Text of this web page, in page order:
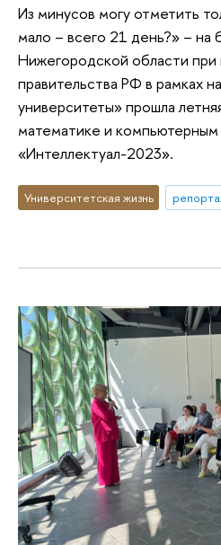
Из минусов могу отметить
мало – всего 21 день?» –
Нижегородской области при
правительства РФ в рамках
университеты» прошла
математике и компьютерным
«Интеллектуал-2023».
Университетская жизнь